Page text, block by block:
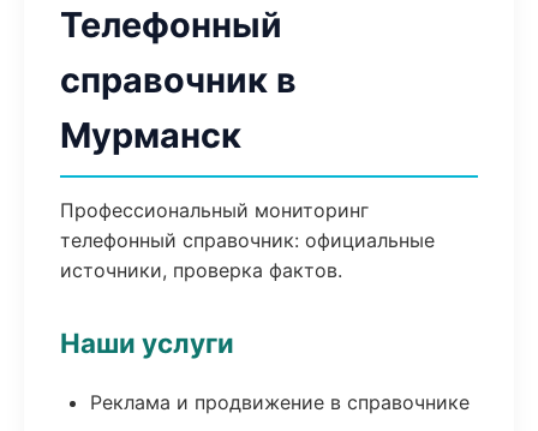
Телефонный
справочник в
Мурманск
Профессиональный мониторинг
телефонный справочник: официальные
источники, проверка фактов.
Наши услуги
Реклама и продвижение в справочнике